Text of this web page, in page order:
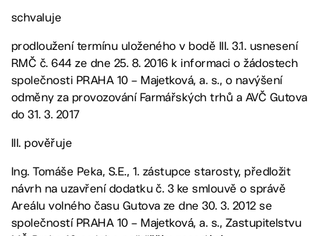
schvaluje
prodloužení termínu uloženého v bodě III. 3.1. usnesení
RMČ č. 644 ze dne 25. 8. 2016 k informaci o žádostech
společnosti PRAHA 10 – Majetková, a. s., o navýšení
odměny za provozování Farmářských trhů a AVČ Gutova
do 31. 3. 2017
III. pověřuje
Ing. Tomáše Peka, S.E., 1. zástupce starosty, předložit
návrh na uzavření dodatku č. 3 ke smlouvě o správě
Areálu volného času Gutova ze dne 30. 3. 2012 se
společností PRAHA 10 – Majetková, a. s., Zastupitelstvu